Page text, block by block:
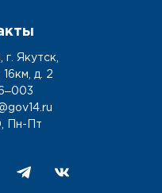
Якутск,
д. 2
Пн-Пт